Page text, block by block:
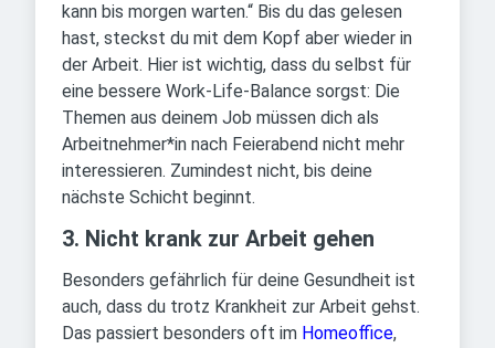
kann bis morgen warten.“ Bis du das gelesen
hast, steckst du mit dem Kopf aber wieder in
der Arbeit. Hier ist wichtig, dass du selbst für
eine bessere Work-Life-Balance sorgst: Die
Themen aus deinem Job müssen dich als
Arbeitnehmer*in nach Feierabend nicht mehr
interessieren. Zumindest nicht, bis deine
nächste Schicht beginnt.
3. Nicht krank zur Arbeit gehen
Besonders gefährlich für deine Gesundheit ist
auch, dass du trotz Krankheit zur Arbeit gehst.
Das passiert besonders oft im Homeoffice,